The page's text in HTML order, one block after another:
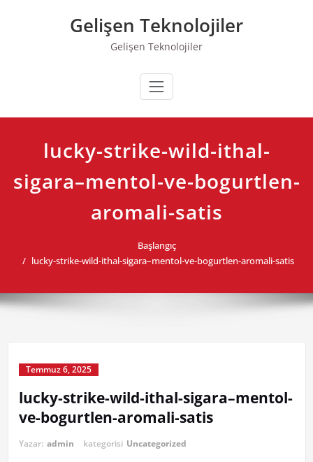
Gelişen Teknolojiler
Gelişen Teknolojiler
lucky-strike-wild-ithal-
sigara–mentol-ve-bogurtlen-
aromali-satis
Başlangıç
lucky-strike-wild-ithal-sigara–mentol-ve-bogurtlen-aromali-satis
Temmuz 6, 2025
lucky-strike-wild-ithal-sigara–mentol-
ve-bogurtlen-aromali-satis
Yazar: admin kategorisi Uncategorized